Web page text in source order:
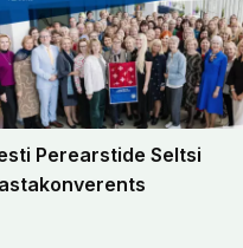
Perearstide Seltsi